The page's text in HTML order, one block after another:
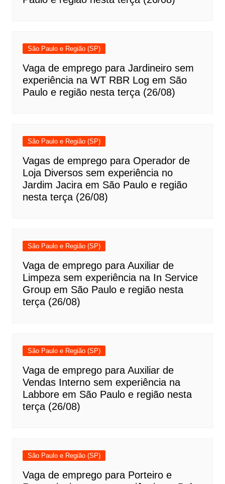
São Paulo e Região (SP)
Vaga de emprego para Jardineiro sem
experiência na WT RBR Log em São
Paulo e região nesta terça (26/08)
São Paulo e Região (SP)
Vagas de emprego para Operador de
Loja Diversos sem experiência no
Jardim Jacira em São Paulo e região
nesta terça (26/08)
São Paulo e Região (SP)
Vaga de emprego para Auxiliar de
Limpeza sem experiência na In Service
Group em São Paulo e região nesta
terça (26/08)
São Paulo e Região (SP)
Vaga de emprego para Auxiliar de
Vendas Interno sem experiência na
Labbore em São Paulo e região nesta
terça (26/08)
São Paulo e Região (SP)
Vaga de emprego para Porteiro e